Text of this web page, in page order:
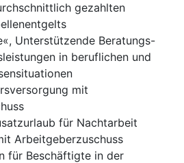
gezahlten
Unterstützende Beratungs-
in beruflichen und
mit
für Nachtarbeit
Arbeitgeberzuschuss
für Beschäftigte in der